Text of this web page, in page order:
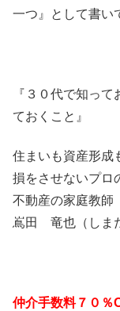
一つ』として書い
『３０代で知っ
ておくこと』
住まいも資産形成
損をさせないプロ
不動産の家庭教師
嶌田 竜也（しま
仲介手数料７０％